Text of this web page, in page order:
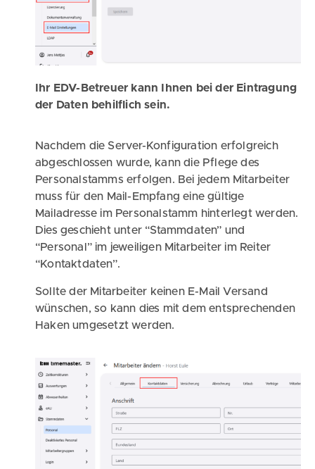
Ihr EDV-Betreuer kann Ihnen bei der Eintragung
der Daten behilflich sein.
Nachdem die Server-Konfiguration erfolgreich
abgeschlossen wurde, kann die Pflege des
Personalstamms erfolgen. Bei jedem Mitarbeiter
muss für den Mail-Empfang eine gültige
Mailadresse im Personalstamm hinterlegt werden.
Dies geschieht unter “Stammdaten” und
“Personal” im jeweiligen Mitarbeiter im Reiter
“Kontaktdaten”.
Sollte der Mitarbeiter keinen E-Mail Versand
wünschen, so kann dies mit dem entsprechenden
Haken umgesetzt werden.